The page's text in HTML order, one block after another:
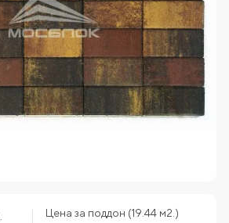
Цена за поддон (19.44 м2.)